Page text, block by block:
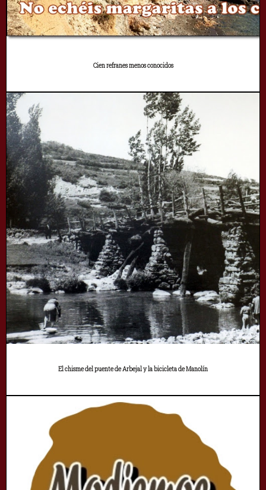
Cien refranes menos conocidos
El chisme del puente de Arbejal y la bicicleta de Manolín